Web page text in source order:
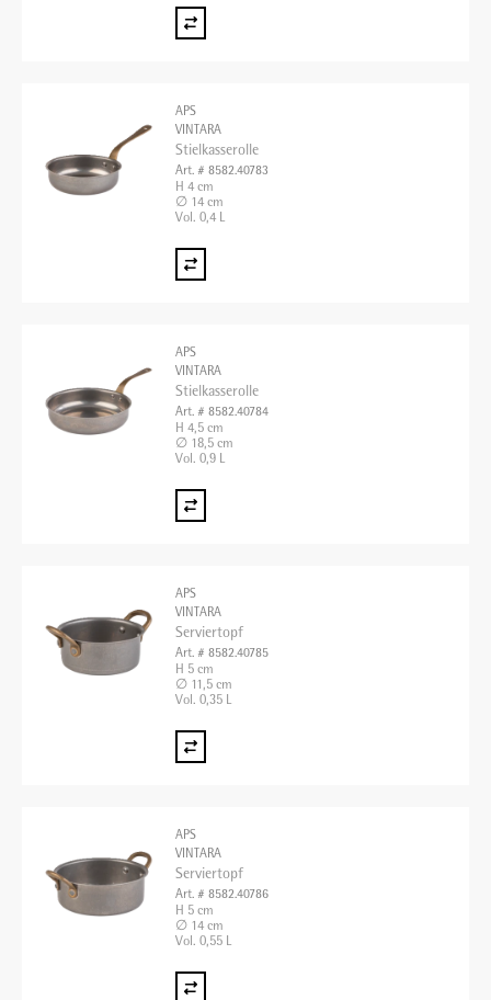
APS
VINTARA
Stielkasserolle
Art. # 8582.40783
H 4 cm
∅ 14 cm
Vol. 0,4 L
APS
VINTARA
Stielkasserolle
Art. # 8582.40784
H 4,5 cm
∅ 18,5 cm
Vol. 0,9 L
APS
VINTARA
Serviertopf
Art. # 8582.40785
H 5 cm
∅ 11,5 cm
Vol. 0,35 L
APS
VINTARA
Serviertopf
Art. # 8582.40786
H 5 cm
∅ 14 cm
Vol. 0,55 L